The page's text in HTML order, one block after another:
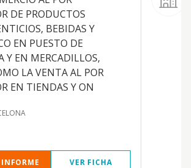
DE PRODUCTOS
BEBIDAS Y
EN PUESTO DE
Y EN MERCADILLOS,
LA VENTA AL POR
EN TIENDAS Y ON
INFORME VER FICHA